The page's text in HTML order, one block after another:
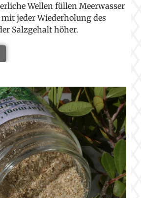
Wellen füllen Meerwasser
jeder Wiederholung des
Salzgehalt höher.